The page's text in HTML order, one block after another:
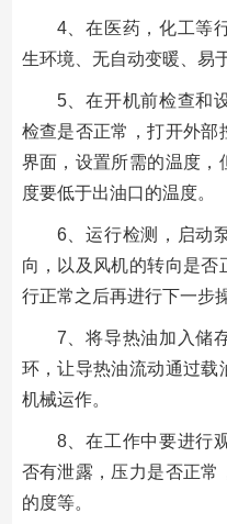
4、在医药，化工等
生环境、无自动变暖、易
5、在开机前检查和
检查是否正常，打开外部
界面，设置所需的温度，
度要低于出油口的温度。
6、运行检测，启动
向，以及风机的转向是否
行正常之后再进行下一步
7、将导热油加入储
环，让导热油流动通过载
机械运作。
8、在工作中要进行
否有泄露，压力是否正常
的度等。